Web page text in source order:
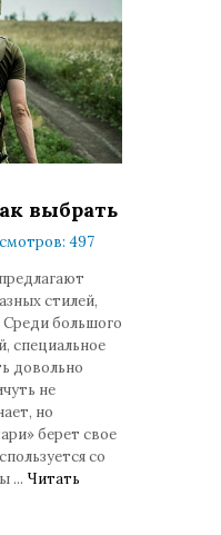
выбрать
497
стилей,
Среди большого
специальное
довольно
не
но
берет свое
со
... Читать